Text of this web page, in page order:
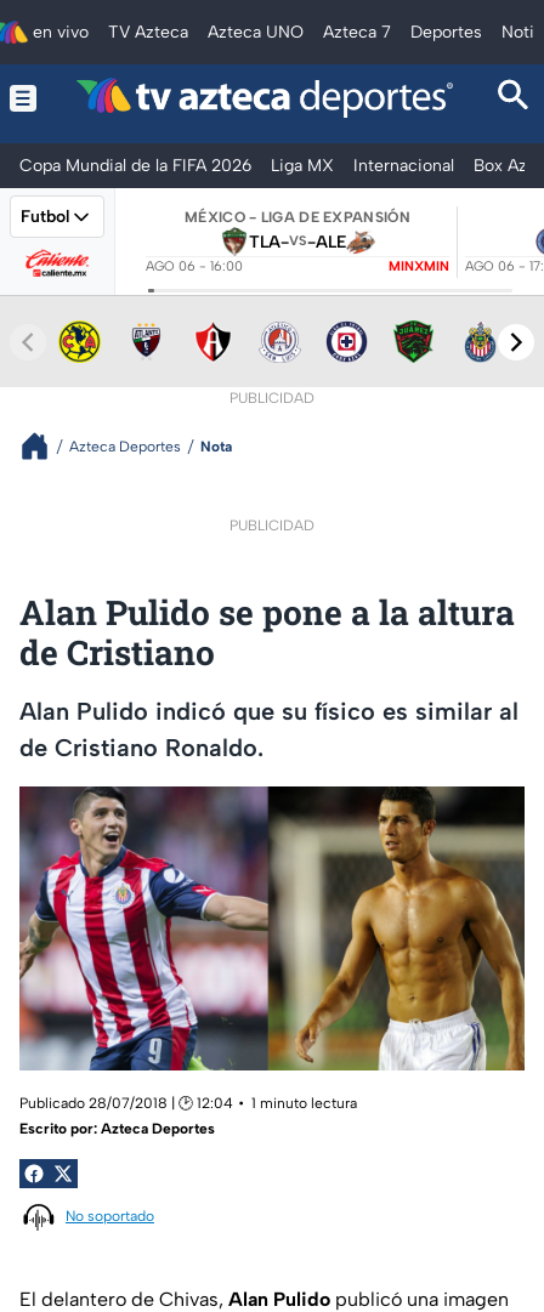
en vivo TV Azteca Azteca UNO Azteca 7 Deportes
Copa Mundial de la FIFA 2026 Liga MX Internacional Box
Futbol MÉXICO - LIGA DE EXPANSIÓN
TLA-VS-ALE
AGO 06 - 16:00 MINXMIN AGO 06 -
PUBLICIDAD
Azteca Deportes Nota
PUBLICIDAD
Alan Pulido se pone a la altura
de Cristiano
Alan Pulido indicó que su físico es similar al
de Cristiano Ronaldo.
Publicado 28/07/2018 | 🕑 12:04
1 minuto lectura
Escrito por: Azteca Deportes
No soportado
El delantero de Chivas, Alan Pulido publicó una imagen